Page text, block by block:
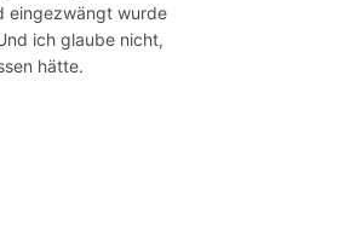
eingezwängt wurde
ich glaube nicht,
hätte.